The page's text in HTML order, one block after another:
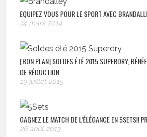
EQUIPEZ VOUS POUR LE SPORT AVEC
14 mars 2014
[BON PLAN] SOLDES ÉTÉ 2015 SUPERDRY,
DE RÉDUCTION
19 juillet 2015
GAGNEZ LE MATCH DE L’ÉLÉGANCE EN 5SETS!!
26 août 2013